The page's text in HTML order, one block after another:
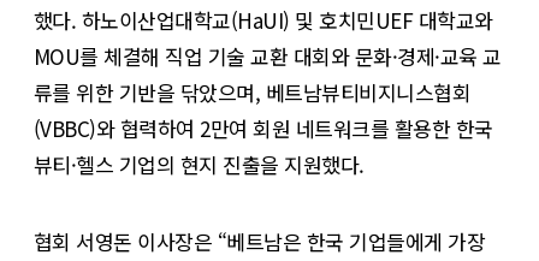
했다. 하노이산업대학교(HaUI) 및 호치민UEF 대학교와
MOU를 체결해 직업 기술 교환 대회와 문화·경제·교육 교
류를 위한 기반을 닦았으며, 베트남뷰티비지니스협회
(VBBC)와 협력하여 2만여 회원 네트워크를 활용한 한국
뷰티·헬스 기업의 현지 진출을 지원했다.
협회 서영돈 이사장은 “베트남은 한국 기업들에게 가장